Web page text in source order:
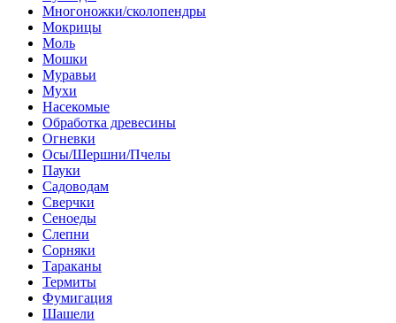
Многоножки/сколопендры
Мокрицы
Моль
Мошки
Муравьи
Мухи
Насекомые
Обработка древесины
Огневки
Осы/Шершни/Пчелы
Пауки
Садоводам
Сверчки
Сеноеды
Слепни
Сорняки
Тараканы
Термиты
Фумигация
Шашели